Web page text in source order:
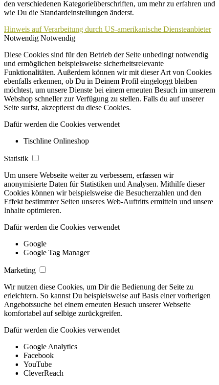
den verschiedenen Kategorieüberschriften, um mehr zu erfahren und
wie Du die Standardeinstellungen änderst.
Hinweis auf Verarbeitung durch US-amerikanische Diensteanbieter
Notwendig Notwendig
Diese Cookies sind für den Betrieb der Seite unbedingt notwendig
und ermöglichen beispielsweise sicherheitsrelevante
Funktionalitäten. Außerdem können wir mit dieser Art von Cookies
ebenfalls erkennen, ob Du in Deinem Profil eingeloggt bleiben
möchtest, um unsere Dienste bei einem erneuten Besuch im unserem
Webshop schneller zur Verfügung zu stellen. Falls du auf unserer
Seite surfst, akzeptierst du diese Cookies.
Dafür werden die Cookies verwendet
Tischline Onlineshop
Statistik
Um unsere Webseite weiter zu verbessern, erfassen wir
anonymisierte Daten für Statistiken und Analysen. Mithilfe dieser
Cookies können wir beispielsweise die Besucherzahlen und den
Effekt bestimmter Seiten unseres Web-Auftritts ermitteln und unsere
Inhalte optimieren.
Dafür werden die Cookies verwendet
Google
Google Tag Manager
Marketing
Wir nutzen diese Cookies, um Dir die Bedienung der Seite zu
erleichtern. So kannst Du beispielsweise auf Basis einer vorherigen
Angebotssuche bei einem erneuten Besuch unserer Webseite
komfortabel auf selbige zurückgreifen.
Dafür werden die Cookies verwendet
Google Analytics
Facebook
YouTube
CleverReach